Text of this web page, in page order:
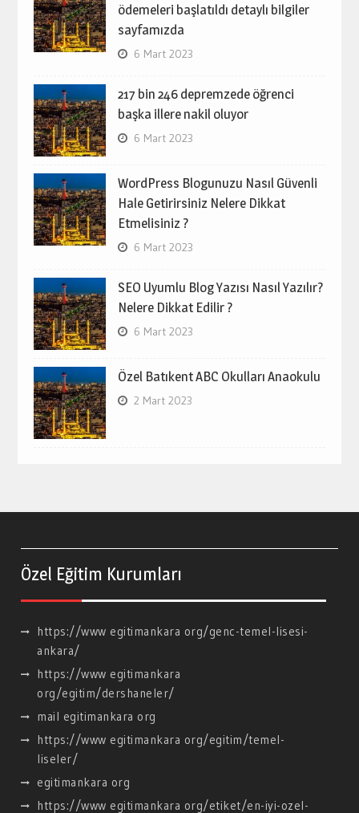
ödemeleri başlatıldı detaylı bilgiler
sayfamızda
6 Mart 2023
217 bin 246 depremzede öğrenci
başka illere nakil oluyor
6 Mart 2023
WordPress Blogunuzu Nasıl Güvenli
Hale Getirirsiniz Nelere Dikkat
Etmelisiniz ?
6 Mart 2023
SEO Uyumlu Blog Yazısı Nasıl Yazılır?
Nelere Dikkat Edilir ?
6 Mart 2023
Özel Batıkent ABC Okulları Anaokulu
2 Mart 2023
Özel Eğitim Kurumları
https://www egitimankara org/genc-temel-lisesi-
ankara/
https://www egitimankara
org/egitim/dershaneler/
mail egitimankara org
https://www egitimankara org/egitim/temel-
liseler/
egitimankara org
https://www egitimankara org/etiket/en-iyi-ozel-